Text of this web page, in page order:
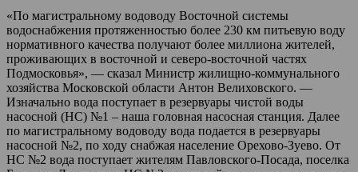
«По магистральному водоводу Восточной системы
водоснабжения протяженностью более 230 км питьевую воду
нормативного качества получают более миллиона жителей,
проживающих в восточной и северо-восточной частях
Подмосковья», — сказал Министр жилищно-коммунального
хозяйства Московской области Антон Велиховского. —
Изначально вода поступает в резервуары чистой воды
насосной (НС) №1 – наша головная насосная станция. Далее
по магистральному водоводу вода подается в резервуары
насосной №2, по ходу снабжая население Орехово-Зуево. От
НС №2 вода поступает жителям Павловского-Посада, поселка